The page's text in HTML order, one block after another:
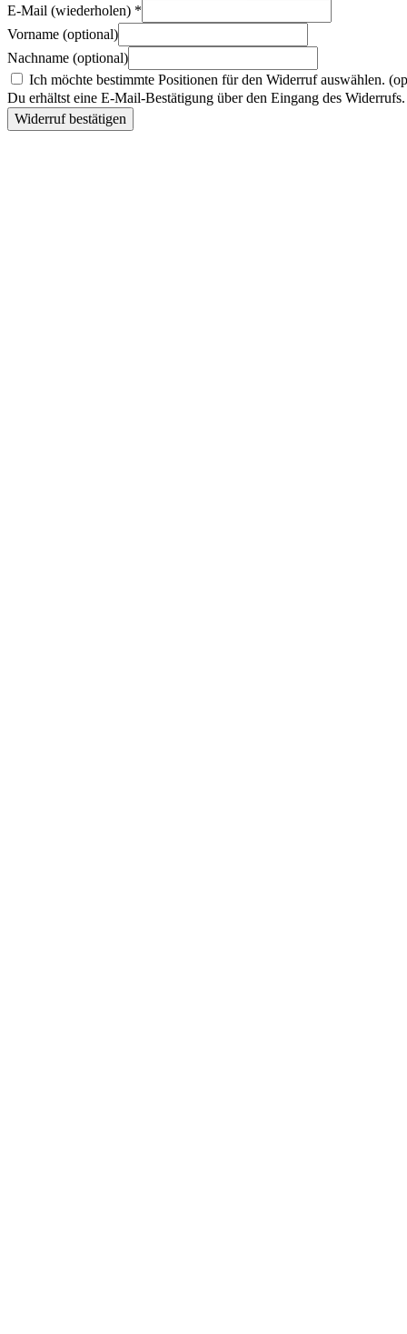
E-Mail (wiederholen) *
Vorname (optional)
Nachname (optional)
Ich möchte bestimmte Positionen für den Widerruf auswählen.
Du erhältst eine E-Mail-Bestätigung über den Eingang des
Widerruf bestätigen